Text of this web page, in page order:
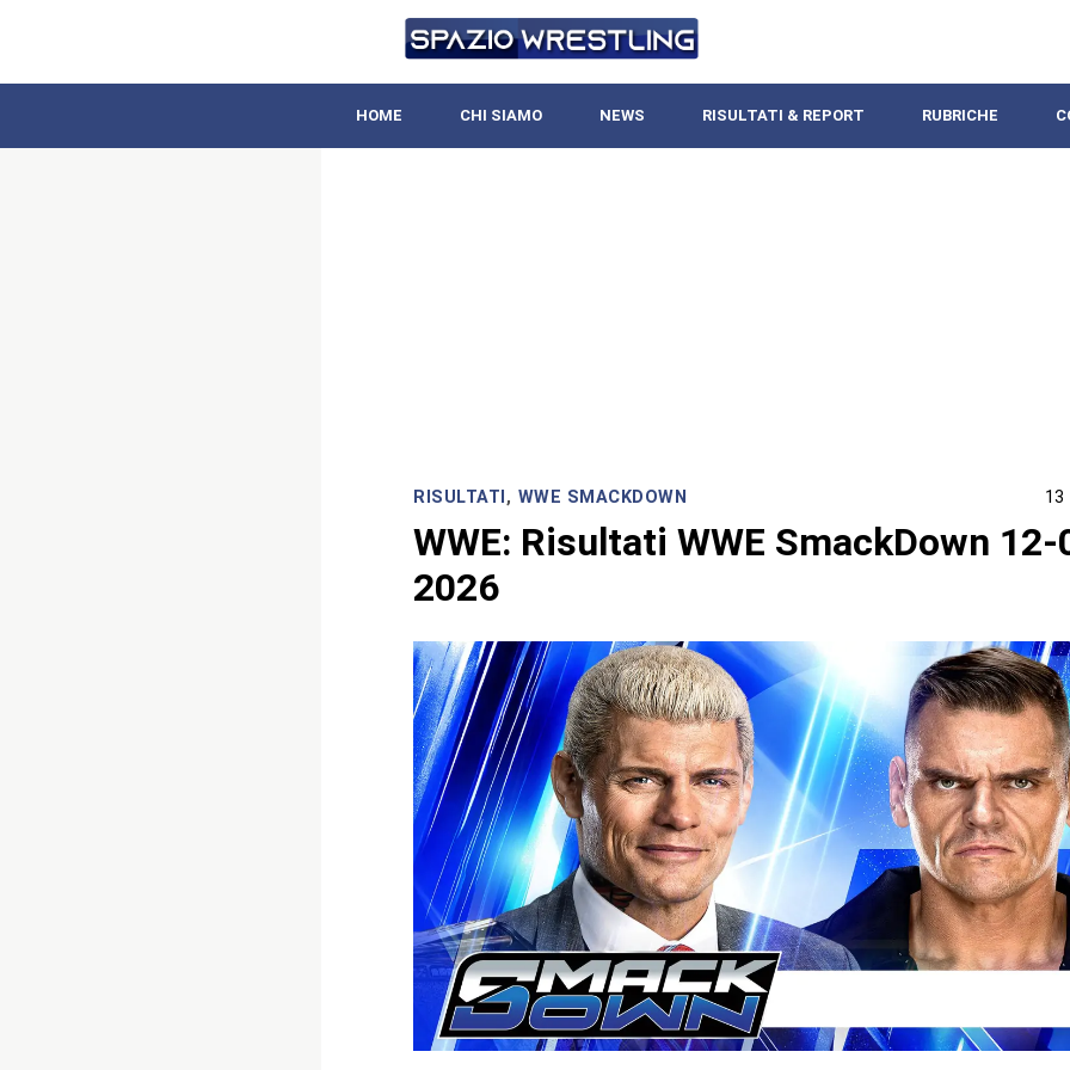
HOME CHI SIAMO NEWS RISULTATI & REPORT RUBRICHE
RISULTATI, WWE SMACKDOWN 13
WWE: Risultati WWE SmackDown
2026